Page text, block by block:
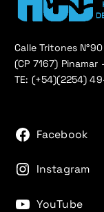
Calle Tritones
(CP 7167)
TE: (+54)(2254)
Facebook
Instagram
YouTube